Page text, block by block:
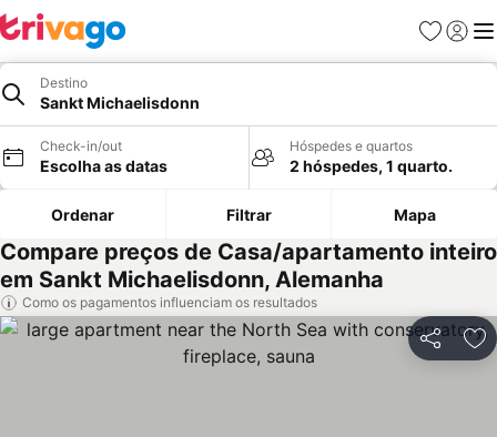
Favoritos
Iniciar
Destino
Sankt Michaelisdonn
Check-in/out
Escolha as datas
Hóspedes e quartos
2 hóspedes, 1 quarto.
Ordenar Filtrar Mapa
Compare preços de Casa/apartamento inteiro
em Sankt Michaelisdonn, Alemanha
Como os pagamentos influenciam os resultados
Partilhar